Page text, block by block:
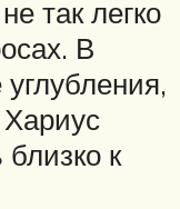
так легко
В
к